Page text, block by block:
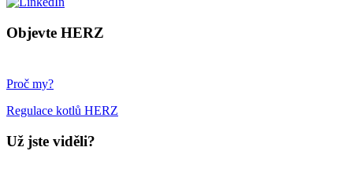
Objevte HERZ
Proč my?
Regulace kotlů HERZ
Už jste viděli?